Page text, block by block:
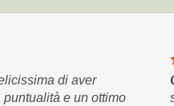
di aver
e un ottimo